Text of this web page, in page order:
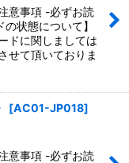
意事項 -必ずお読
状態について】
ドに関しましては
せて頂いておりま
[AC01-JP018]
意事項 -必ずお読